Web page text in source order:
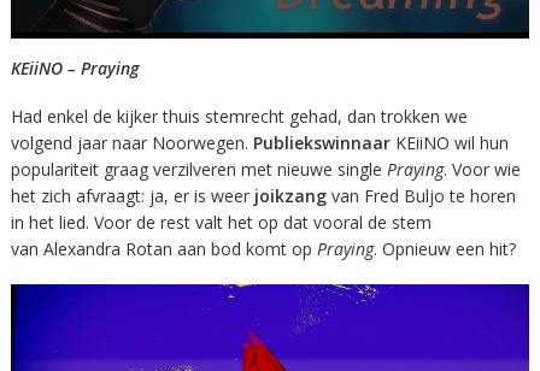
KEiiNO – Praying
Had enkel de kijker thuis stemrecht gehad, dan trokken we
volgend jaar naar Noorwegen. PubliekswinnaarKEiiNO wil hun
populariteit graag verzilveren met nieuwe single Praying. Voor wie
het zich afvraagt: ja, er is weer joikzangvan Fred Buljo te horen
in het lied. Voor de rest valt het op dat vooral de stem
van Alexandra Rotan aan bod komt op Praying. Opnieuw een hit?